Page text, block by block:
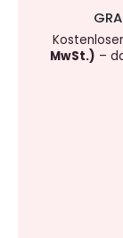
MwSt.) –